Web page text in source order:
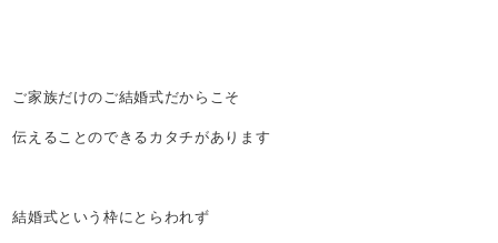
ご家族だけのご結婚式だからこそ
伝えることのできるカタチがあります
結婚式という枠にとらわれず